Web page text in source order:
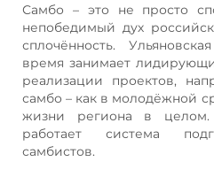
Самбо – это не просто
непобедимый дух
сплочённость.
время занимает
реализации проектов,
самбо – как в молодёжной
жизни региона в целом.
работает система
самбистов.